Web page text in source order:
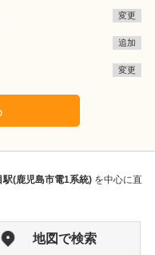
変更
追加
変更
駅(鹿児島市電1系統) を中心に直
地図で検索